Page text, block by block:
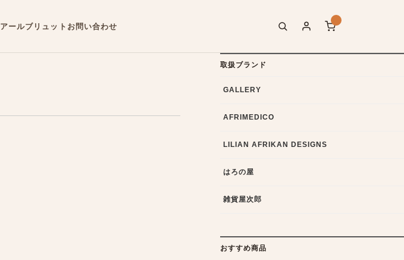
アールブリュット お問い合わせ
取扱ブランド
GALLERY
AFRIMEDICO
LILIAN AFRIKAN DESIGNS
はろの屋
雑貨屋次郎
おすすめ商品